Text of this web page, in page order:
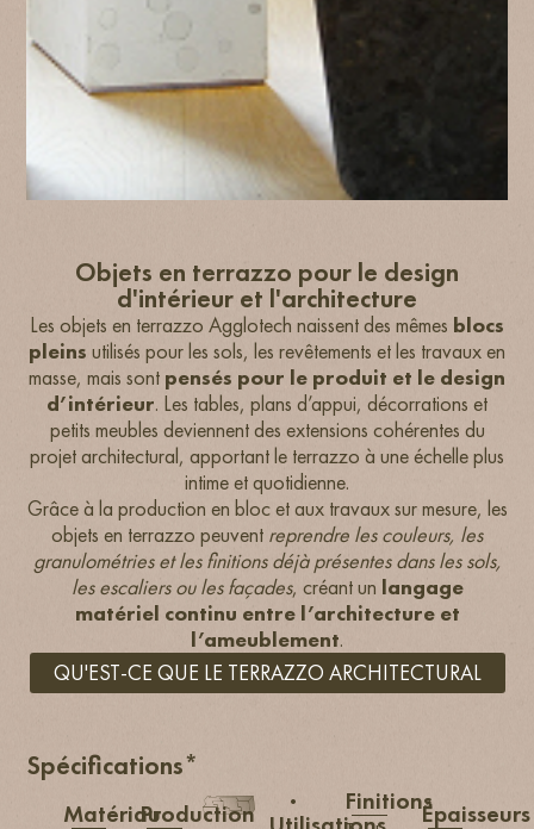
Objets en terrazzo pour le design
d'intérieur et l'architecture
Les objets en terrazzo Agglotech naissent des mêmes blocs
pleins utilisés pour les sols, les revêtements et les travaux en
masse, mais sont pensés pour le produit et le design
d’intérieur. Les tables, plans d’appui, décorrations et
petits meubles deviennent des extensions cohérentes du
projet architectural, apportant le terrazzo à une échelle plus
intime et quotidienne.
Grâce à la production en bloc et aux travaux sur mesure, les
objets en terrazzo peuvent reprendre les couleurs, les
granulométries et les finitions déjà présentes dans les sols,
les escaliers ou les façades, créant un langage
matériel continu entre l’architecture et
l’ameublement.
QU'EST-CE QUE LE TERRAZZO ARCHITECTURAL
Spécifications*
MatériauProduction · FinitionsÉpaisseurs